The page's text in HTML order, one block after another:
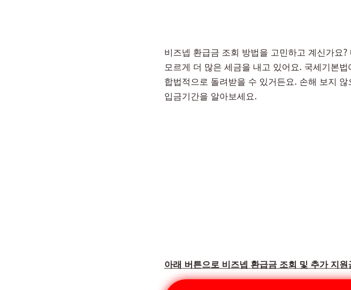
비즈넵 환급금 조회 방법을 고민하고 계신가요
모르게 더 많은 세금을 내고 있어요. 국세기본
합법적으로 돌려받을 수 있거든요. 손해 보지 않
입금기간을 알아보세요.
아래 버튼으로 비즈넵 환급금 조회 및 추가 지